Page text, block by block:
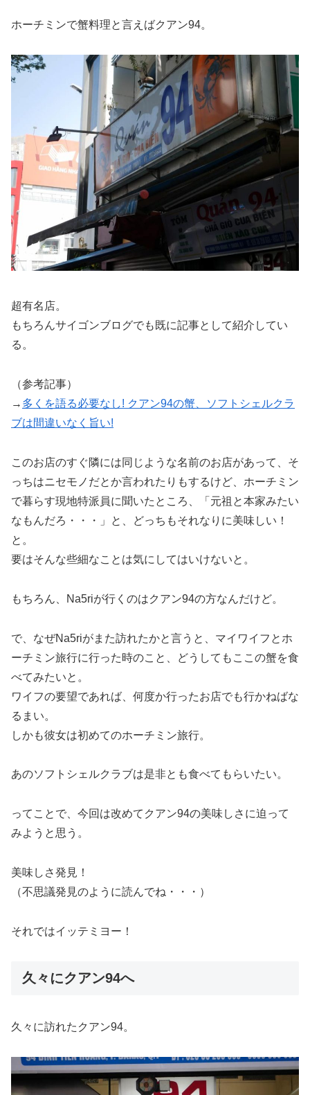
ホーチミンで蟹料理と言えばクアン94。
超有名店。
もちろんサイゴンブログでも既に記事として紹介してい
る。
（参考記事）
→ 多くを語る必要なし! クアン94の蟹、ソフトシェルクラ
ブは間違いなく旨い!
このお店のすぐ隣には同じような名前のお店があって、そ
っちはニセモノだとか言われたりもするけど、ホーチミン
で暮らす現地特派員に聞いたところ、「元祖と本家みたい
なもんだろ・・・」と、どっちもそれなりに美味しい！
と。
要はそんな些細なことは気にしてはいけないと。
もちろん、Na5riが行くのはクアン94の方なんだけど。
で、なぜNa5riがまた訪れたかと言うと、マイワイフとホ
ーチミン旅行に行った時のこと、どうしてもここの蟹を食
べてみたいと。
ワイフの要望であれば、何度か行ったお店でも行かねばな
るまい。
しかも彼女は初めてのホーチミン旅行。
あのソフトシェルクラブは是非とも食べてもらいたい。
ってことで、今回は改めてクアン94の美味しさに迫って
みようと思う。
美味しさ発見！
（不思議発見のように読んでね・・・）
それではイッテミヨー！
久々にクアン94へ
久々に訪れたクアン94。